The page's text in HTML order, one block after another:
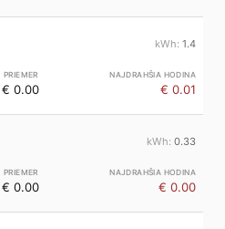
1.4
€ 0.00 € 0.01
0.33
€ 0.00 € 0.00